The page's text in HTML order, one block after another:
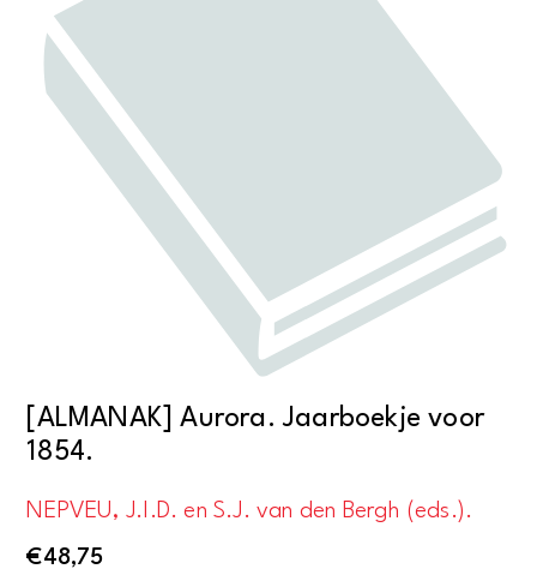
[ALMANAK] Aurora. Jaarboekje voor
1854.
NEPVEU, J.I.D. en S.J. van den Bergh (eds.).
€48,75